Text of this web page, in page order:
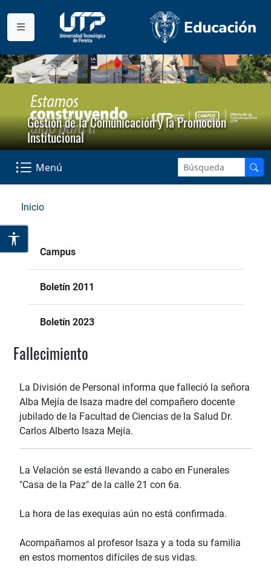
Gestión de la Comunicación y la Promoción
Institucional
Menú
Inicio
Campus
Boletín 2011
Boletín 2023
Fallecimiento
La División de Personal informa que falleció la señora
Alba Mejía de Isaza madre del compañero docente
jubilado de la Facultad de Ciencias de la Salud Dr.
Carlos Alberto Isaza Mejía.
La Velación se está llevando a cabo en Funerales
"Casa de la Paz" de la calle 21 con 6a.
La hora de las exequias aún no está confirmada.
Acompañamos al profesor Isaza y a toda su familia
en estos momentos difíciles de sus vidas.